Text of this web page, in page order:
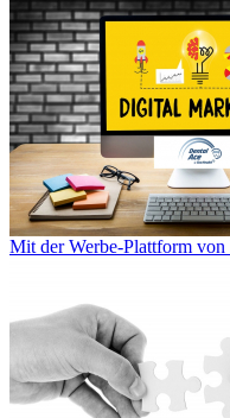
Mit der Werbe-Plattform